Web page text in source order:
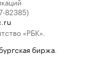
82385)
«РБК».
биржа